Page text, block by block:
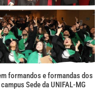
formandos e formandas dos
Sede da UNIFAL-MG